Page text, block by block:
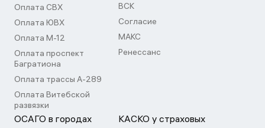
Оплата СВХ
Оплата ЮВХ
Оплата М-12
Оплата проспект
Багратиона
Оплата трассы А-289
Оплата Витебской
развязки
ВСК
Согласие
МАКС
Ренессанс
ОСАГО в городах КАСКО у страховых